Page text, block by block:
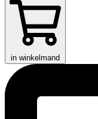
in winkelmand